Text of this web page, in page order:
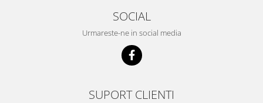
SOCIAL
Urmareste-ne in social media
SUPORT CLIENTI